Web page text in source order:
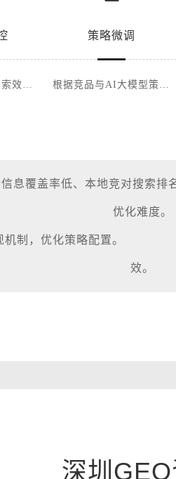
效果
策略微调
根据竞品与AI大模型策略
息覆盖率低、本地竞对搜索
优化难度。
现机制，优化策略配置。 2
效。
深圳